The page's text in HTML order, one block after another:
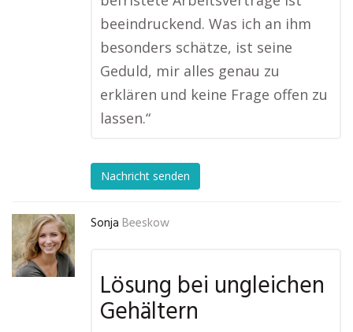
beeindruckend. Was ich an ihm
besonders schätze, ist seine
Geduld, mir alles genau zu
erklären und keine Frage offen zu
lassen.“
Nachricht senden
Sonja Beeskow
Lösung bei ungleichen
Gehältern